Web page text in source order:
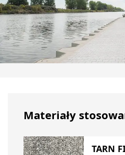
Materiały
TARN